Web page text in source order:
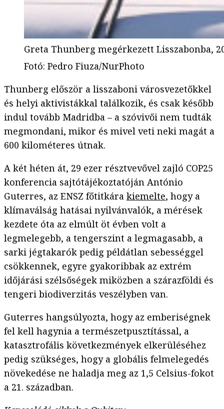
Greta Thunberg megérkezett Lisszabonba,
Fotó: Pedro Fiuza/NurPhoto
Thunberg először a lisszaboni városvezetőkkel
és helyi aktivistákkal találkozik, és csak később
indul tovább Madridba – a szóvivői nem tudták
megmondani, mikor és mivel veti neki magát a
600 kilométeres útnak.
A két héten át, 29 ezer résztvevővel zajló COP25
konferencia sajtótájékoztatóján António
Guterres, az ENSZ főtitkára kiemelte, hogy a
klímaválság hatásai nyilvánvalók, a mérések
kezdete óta az elmúlt öt évben volt a
legmelegebb, a tengerszint a legmagasabb, a
sarki jégtakarók pedig példátlan sebességgel
csökkennek, egyre gyakoribbak az extrém
időjárási szélsőségek miközben a szárazföldi és
tengeri biodiverzitás veszélyben van.
Guterres hangsúlyozta, hogy az emberiségnek
fel kell hagynia a természetpusztítással, a
katasztrofális következmények elkerüléséhez
pedig szükséges, hogy a globális felmelegedés
növekedése ne haladja meg az 1,5 Celsius-fokot
a 21. században.